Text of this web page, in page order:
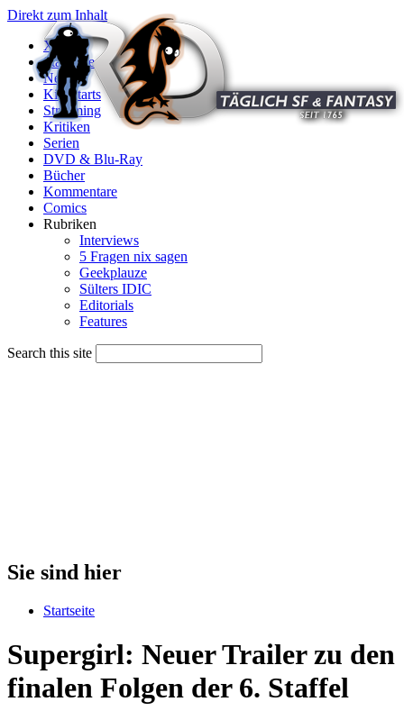
Direkt zum Inhalt
X
Startseite
News
Kinostarts
Streaming
Kritiken
Serien
DVD & Blu-Ray
Bücher
Kommentare
Comics
Rubriken
Interviews
5 Fragen nix sagen
Geekplauze
Sülters IDIC
Editorials
Features
Search this site
Sie sind hier
Startseite
Supergirl: Neuer Trailer zu den
finalen Folgen der 6. Staffel